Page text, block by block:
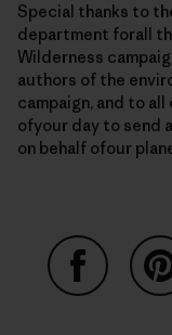
Special thanks to
department forall
Wilderness
authors of the
campaign, and to
ofyour day to send
on behalf ofour